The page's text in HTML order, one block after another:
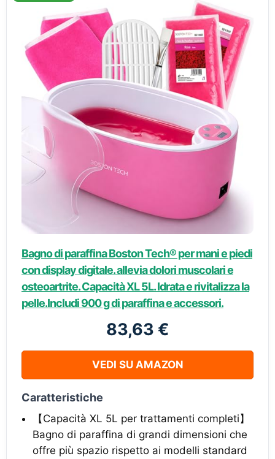
Bagno di paraffina Boston Tech® per mani e piedi
con display digitale. allevia dolori muscolari e
osteoartrite. Capacità XL 5L. Idrata e rivitalizza la
pelle.Includi 900 g di paraffina e accessori.
83,63 €
VEDI SU AMAZON
Caratteristiche
【Capacità XL 5L per trattamenti completi】
Bagno di paraffina di grandi dimensioni che
offre più spazio rispetto ai modelli standard